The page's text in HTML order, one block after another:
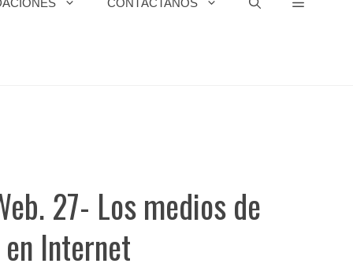
CONTÁCTANOS
27- Los medios de
Internet